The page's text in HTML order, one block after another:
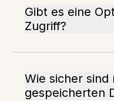
Gibt es eine
Zugriff?
Wie sicher sind
gespeicherten